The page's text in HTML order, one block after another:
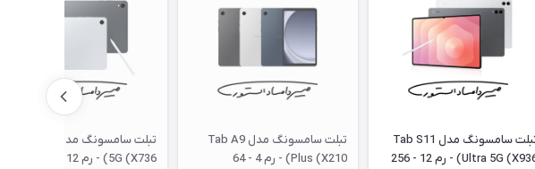
تبلت سامسونگ مدل Tab S11
Ultra 5G (X936) - رم 12 - 256
تبلت سامسونگ مدل Tab A9
Plus (X210) - رم 4 - 64